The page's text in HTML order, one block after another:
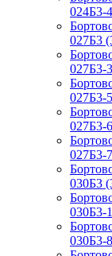
024Б3-
027Б3
027Б3-
027Б3-
027Б3-
027Б3-
030Б3
030Б3-
030Б3-